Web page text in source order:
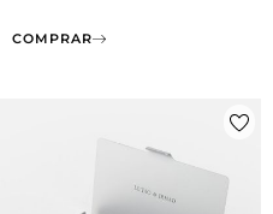
COMPRAR